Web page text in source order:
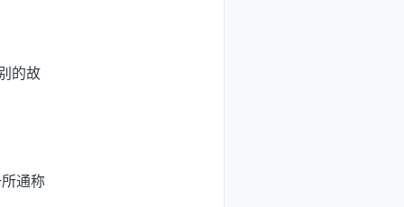
的故
通称